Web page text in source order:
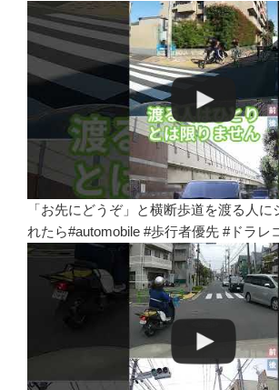
「お先にどうぞ」と横断歩道を渡る人に
れたら#automobile #歩行者優先 #ドラレ